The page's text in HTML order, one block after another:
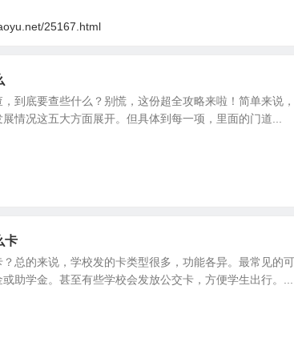
25167.html
到底要查些什么？别慌，这份超全攻略来啦！简单来
情况这五大方面展开。但具体到每一项，里面的门道...
卡
总的来说，学校发的卡类型很多，功能各异。最常见
助学金。甚至有些学校会发放公交卡，方便学生出行。...